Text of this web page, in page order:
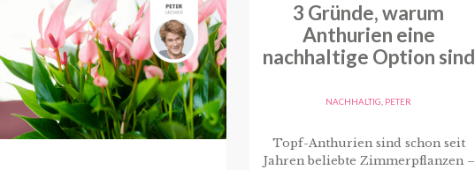
3 Gründe, warum
Anthurien eine
nachhaltige Option sind
NACHHALTIG PETER
Topf-Anthurien sind schon seit
Jahren beliebte Zimmerpflanzen –